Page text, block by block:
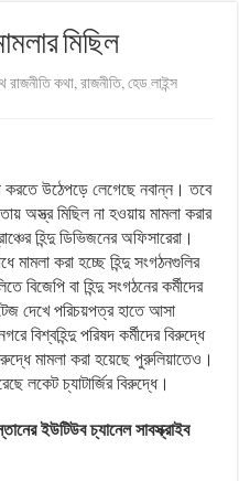
মিছিল
রাজনীতি কথা,রাজনীতি,হেড লাইন্স
করতে উঠেপড়ে লেগেছে নবান্ন। তবে
অস্ত্র মিছিল না হওয়ায় মামলা করার
হিন্দু ডিভিজনের অফিসারেরা।
মামলা করা হচ্ছে হিন্দু সংগঠনগুলির
বিজেপি বা হিন্দু সংগঠনের কর্মীদের
দেখে পরিচয়পত্র হাতে আসা
বিশ্বহিন্দু পরিষদ কর্মীদের বিরুদ্ধে
মামলা করা হয়েছে পুরুলিয়াতেও।
লকেট চ্যাটার্জির বিরুদ্ধে।
ইউটিউব চ্যানেল সাবস্ক্রাইব